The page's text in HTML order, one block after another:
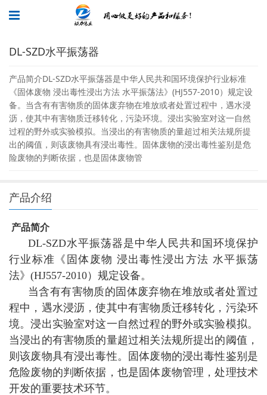
DL-SZD水平振荡器
产品简介DL-SZD水平振荡器是中华人民共和国环境保护行业标准
《固体废物 浸出毒性浸出方法 水平振荡法》(HJ557-2010）规定设
备。当含有有害物质的固体废弃物在堆放或者处置过程中，遇水浸
沥，使其中有害物质迁移转化，污染环境。浸出实验室对这一自然
过程的野外或实验模拟。当浸出的有害物质的量超过相关法规所提
出的阈值，则该废物具有浸出毒性。固体废物的浸出毒性鉴别是危
险废物的判断依据，也是固体废物管
产品介绍
产品简介
DL-SZD水平振荡器是中华人民共和国环境保护
行业标准《固体废物 浸出毒性浸出方法 水平振荡
法》 (HJ557-2010）规定设备。
当含有有害物质的固体废弃物在堆放或者处置过
程中，遇水浸沥，使其中有害物质迁移转化，污染环
境。浸出实验室对这一自然过程的野外或实验模拟。
当浸出的有害物质的量超过相关法规所提出的阈值，
则该废物具有浸出毒性。固体废物的浸出毒性鉴别是
危险废物的判断依据，也是固体废物管理，处理技术
开发的重要技术环节。